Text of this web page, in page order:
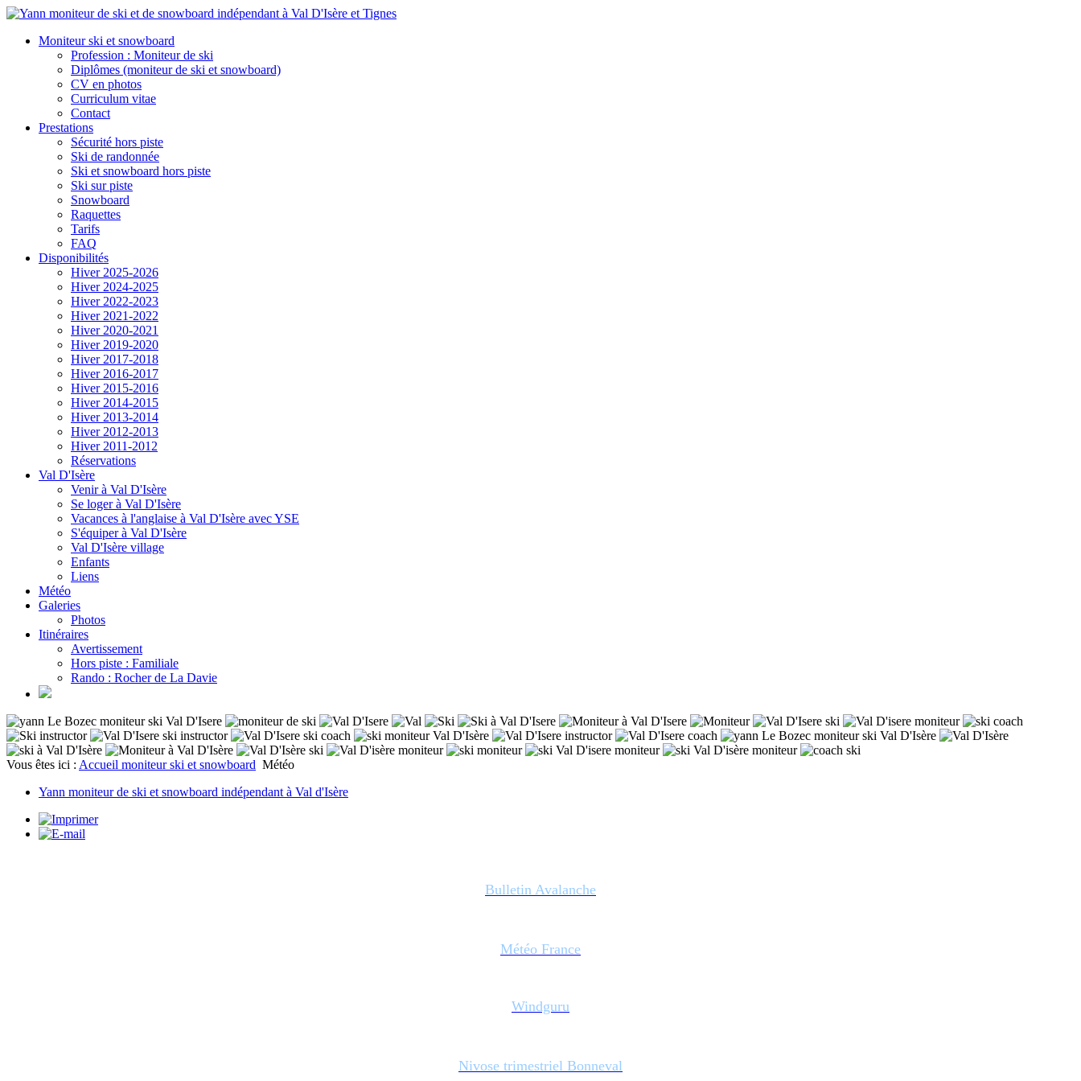
Moniteur ski et snowboard
Profession : Moniteur de ski
Diplômes (moniteur de ski et snowboard)
CV en photos
Curriculum vitae
Contact
Prestations
Sécurité hors piste
Ski de randonnée
Ski et snowboard hors piste
Ski sur piste
Snowboard
Raquettes
Tarifs
FAQ
Disponibilités
Hiver 2025-2026
Hiver 2024-2025
Hiver 2022-2023
Hiver 2021-2022
Hiver 2020-2021
Hiver 2019-2020
Hiver 2017-2018
Hiver 2016-2017
Hiver 2015-2016
Hiver 2014-2015
Hiver 2013-2014
Hiver 2012-2013
Hiver 2011-2012
Réservations
Val D'Isère
Venir à Val D'Isère
Se loger à Val D'Isère
Vacances à l'anglaise à Val D'Isère avec YSE
S'équiper à Val D'Isère
Val D'Isère village
Enfants
Liens
Météo
Galeries
Photos
Itinéraires
Avertissement
Hors piste : Familiale
Rando : Rocher de La Davie
Vous êtes ici : Accueil moniteur ski et snowboard Météo
Yann moniteur de ski et snowboard indépendant à Val d'Isère
Bulletin Avalanche
Météo France
Windguru
Nivose trimestriel Bonneval